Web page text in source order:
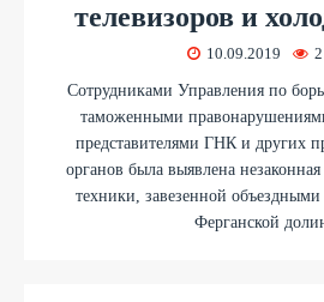
телевизоров и
10.09.2019
Сотрудниками Управления по
таможенными
представителями ГНК и других
органов была выявлена
техники, завезенной
Ферганской